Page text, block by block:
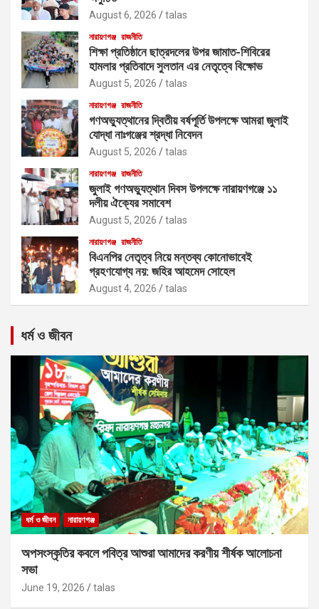
August 6, 2026 talas
নারায়ণগঞ্জ রাজনীতি
শিক্ষা প্রতিষ্ঠানে ছাত্রদলের উপর জামাত-শিবিরের
হামলার প্রতিবাদে সুলতান এর নেতৃত্বে বিক্ষোভ
August 5, 2026 talas
নারায়ণগঞ্জ রাজনীতি
গণঅভ্যুত্থানের দ্বিতীয় বর্ষপূর্তি উপলক্ষে আমরা জুলাই
যোদ্ধা নাঃগঞ্জের শ্রদ্ধা নিবেদন
August 5, 2026 talas
নারায়ণগঞ্জ রাজনীতি
জুলাই গণঅভ্যুত্থান দিবস উপলক্ষে নারায়ণগঞ্জে ১১
দলীয় ঐক্যের সমাবেশ
August 5, 2026 talas
নারায়ণগঞ্জ রাজনীতি
বিএনপির নেতৃত্ব নিয়ে মন্তব্য কোনোভাবেই
গ্রহণযোগ্য নয়: জহির আহমেদ সোহেল
August 4, 2026 talas
ধর্ম ও জীবন
ধর্ম ও জীবন নারায়ণগঞ্জ
অপসংস্কৃতির কবলে পবিত্র আশুরা আমাদের করণীয় শীর্ষক আলোচনা
সভা
June 19, 2026 talas